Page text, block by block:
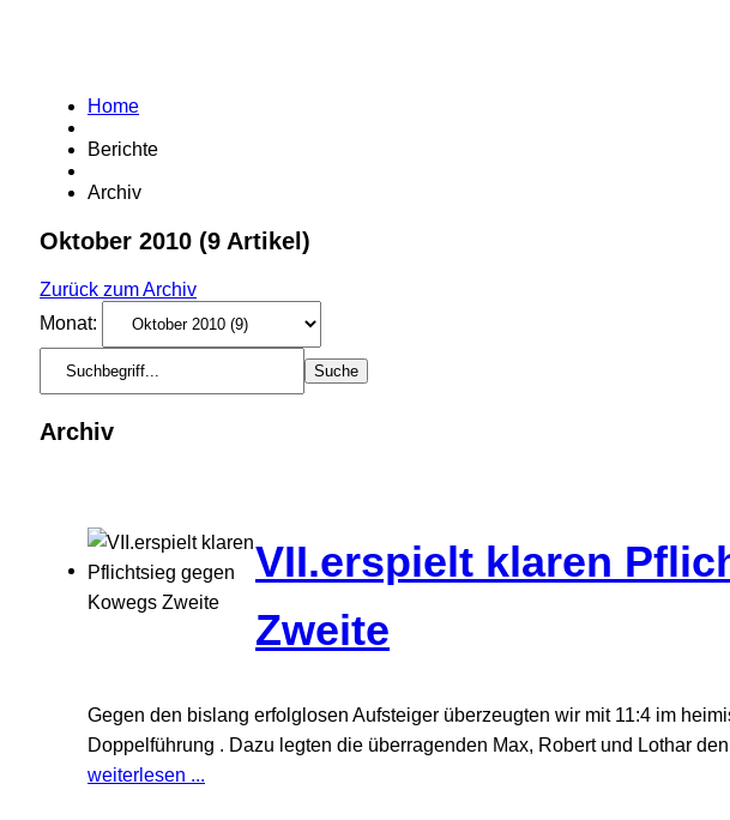
Home
Berichte
Archiv
Oktober 2010 (9 Artikel)
Zurück zum Archiv
Monat:
Archiv
VII.erspielt klaren
Zweite
Gegen den bislang erfolglosen Aufsteiger überzeugten wir mit 11:4 im
Doppelführung . Dazu legten die überragenden Max, Robert und Lothar
weiterlesen ...